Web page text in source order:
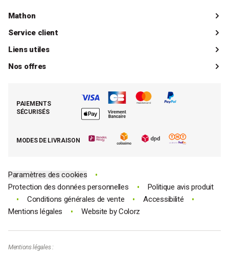
Mathon
Qui sommes-nous ?
Catalogue
La boutique de Saint-Marcellin
La presse parle de Mathon
Service client
Livraisons
Paiements
Demande de rétractation
Liens utiles
Mon compte client
Retrouver (ou activer) mon compte client
Nos offres
Nos best-sellers pâtisserie
Moins cher par lot
PAIEMENTS
SÉCURISÉS
MODES DE LIVRAISON
Paramètres des cookies •
Protection des données personnelles • Politique avis produit
• Conditions générales de vente • Accessibilité •
Mentions légales • Website byColorz
Mentions légales :